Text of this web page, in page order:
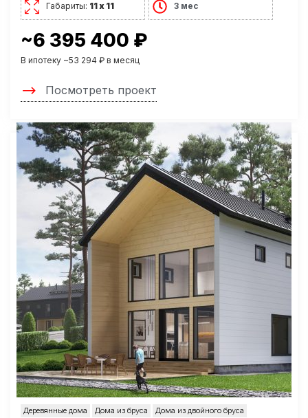
Габариты: 11 х 11 3 мес
~6 395 400 ₽
В ипотеку ~53 294 ₽ в месяц
Посмотреть проект
Деревянные дома Дома из бруса Дома из двойного бруса